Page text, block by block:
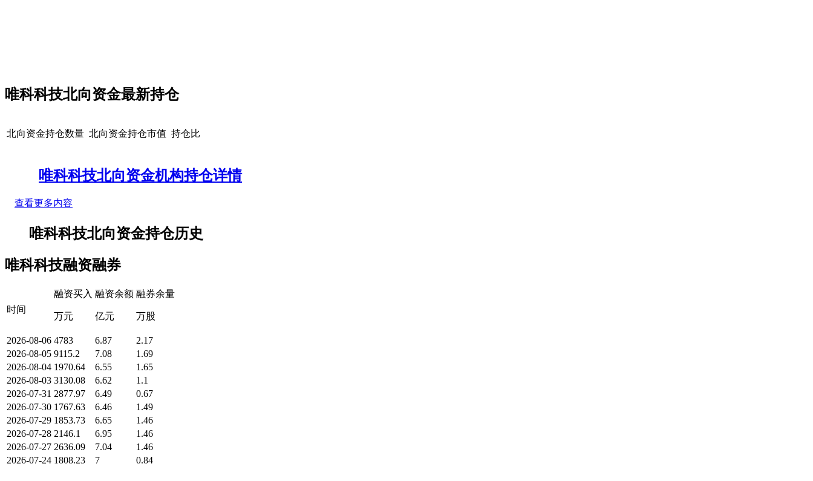
唯科科技北向资金最新持仓
北向资金持仓数量 北向资金持仓市值 持仓比
唯科科技北向资金机构持仓详情
查看更多内容
唯科科技北向资金持仓历史
唯科科技融资融券
时间
融资买入
万元
融资余额
亿元
融券余量
万股
2026-08-06 4783 6.87
2.17
2026-08-05 9115.2 7.08
1.69
2026-08-04 1970.64 6.55
1.65
2026-08-03 3130.08 6.62
1.1
2026-07-31 2877.97 6.49
0.67
2026-07-30 1767.63 6.46
1.49
2026-07-29 1853.73 6.65
1.46
2026-07-28 2146.1 6.95
1.46
2026-07-27 2636.09 7.04
1.46
2026-07-24 1808.23 7 0.84